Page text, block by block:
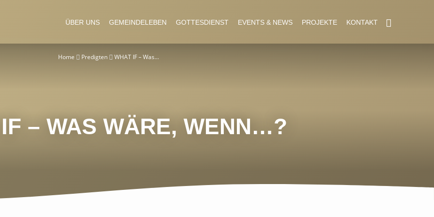
ÜBER UNS GEMEINDELEBEN GOTTESDIENST EVENTS & NEWS PROJEKTE KONTAKT
– WAS WÄRE, WENN…?
Home Predigten WHAT IF – Was…